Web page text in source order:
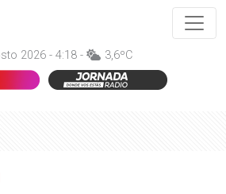
2026 - 4:18 - 3,6ºC